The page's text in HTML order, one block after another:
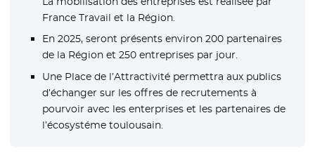
France Travail et la Région.
En 2025, seront présents environ 200 partenaires
de la Région et 250 entreprises par jour.
Une Place de l’Attractivité permettra aux publics
d’échanger sur les offres de recrutements à
pourvoir avec les enterprises et les partenaires de
l’écosystéme toulousain.